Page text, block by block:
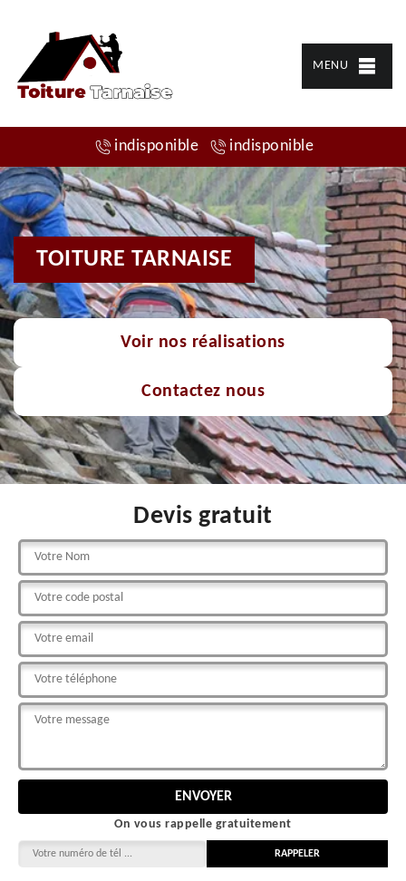
MENU
indisponible indisponible
TOITURE TARNAISE
Voir nos réalisations
Contactez nous
Devis gratuit
On vous rappelle gratuitement